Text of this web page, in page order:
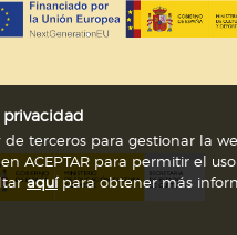
privacidad
de terceros para gestionar la
ACEPTAR para permitir el
aquípara obtener más